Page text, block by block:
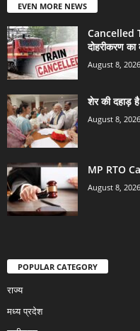
EVEN MORE NEWS
Cancelled
दोहरीकरण का
August 8, 2026
शेर की दहाड़
August 8, 2026
MP RTO
August 8, 2026
POPULAR CATEGORY
राज्य
मध्य प्रदेश